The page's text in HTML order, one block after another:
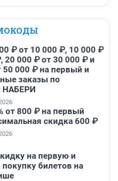
₽ от 10 000 ₽, 10 000 ₽
20 000 ₽ от 30 000 ₽ и
50 000 ₽ на первый и
заказы по
НАБЕРИ
от 800 ₽ на первый
скидка 600 ₽
на первую и
билетов на